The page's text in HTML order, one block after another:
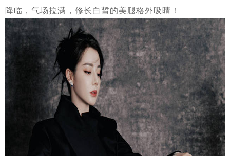
降临，气场拉满，修长白皙的美腿格外吸睛！